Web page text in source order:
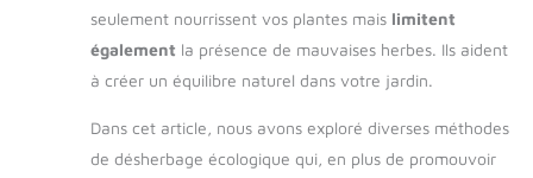
seulement nourrissent vos plantes mais limitent
également la présence de mauvaises herbes. Ils aident
à créer un équilibre naturel dans votre jardin.
Dans cet article, nous avons exploré diverses méthodes
de désherbage écologique qui, en plus de promouvoir